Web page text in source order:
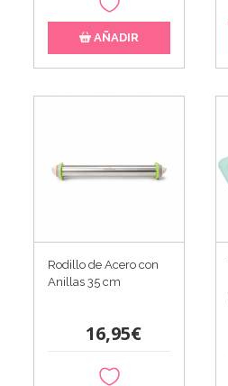
AÑADIR
Rodillo de Acero con
Anillas 35 cm
16,95€